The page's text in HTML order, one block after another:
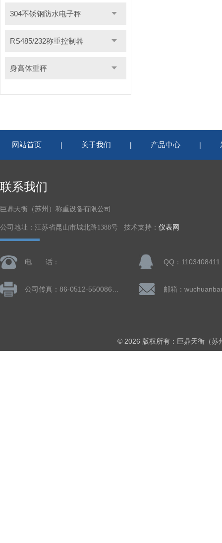
304不锈钢防水电子秤
RS485/232称重控制器
身高体重秤
网站首页 | 关于我们 | 产品中心 |
联系我们
巨鼎天衡（苏州）称重设备有限公司
公司地址：江苏省昆山市城北路1388号 技术支持： 仪表网
电 话： QQ：1103408411
© 2026 版权所有：巨鼎天衡（